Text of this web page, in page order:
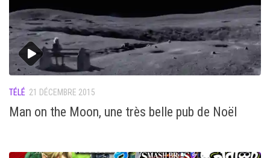
TÉLÉ 21 DÉCEMBRE 2015
Man on the Moon, une très belle pub de Noël